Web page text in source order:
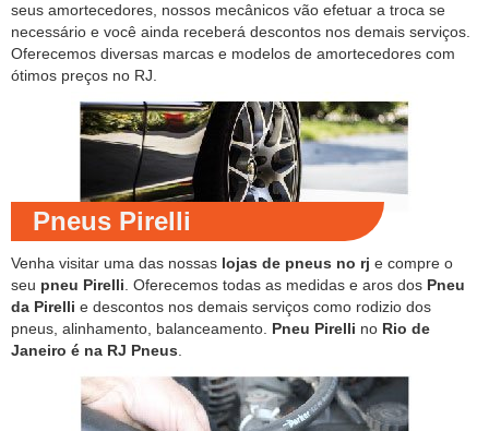
seus amortecedores, nossos mecânicos vão efetuar a troca se
necessário e você ainda receberá descontos nos demais serviços.
Oferecemos diversas marcas e modelos de amortecedores com
ótimos preços no RJ.
Pneus Pirelli
Venha visitar uma das nossas lojas de pneus no rj e compre o
seu pneu Pirelli . Oferecemos todas as medidas e aros dos Pneu
da Pirelli e descontos nos demais serviços como rodizio dos
pneus, alinhamento, balanceamento. Pneu Pirelli no Rio de
Janeiro é na RJ Pneus